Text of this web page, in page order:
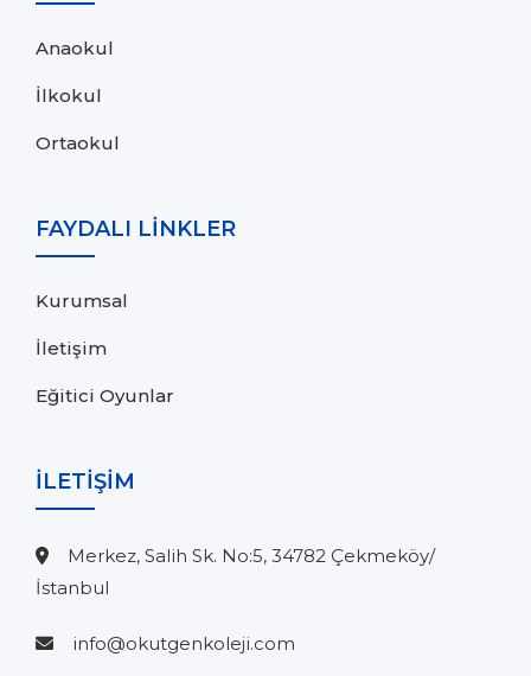
Anaokul
İlkokul
Ortaokul
FAYDALI LİNKLER
Kurumsal
İletişim
Eğitici Oyunlar
İLETİŞİM
Merkez, Salih Sk. No:5, 34782 Çekmeköy/
İstanbul
info@okutgenkoleji.com